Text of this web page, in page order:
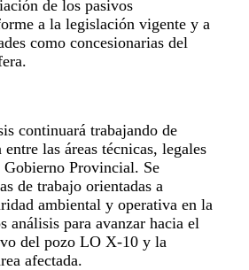
de los pasivos
a la legislación vigente y a
como concesionarias del
continuará trabajando de
las áreas técnicas, legales
Provincial. Se
de trabajo orientadas a
ambiental y operativa en la
análisis para avanzar hacia el
del pozo LO X-10 y la
afectada.